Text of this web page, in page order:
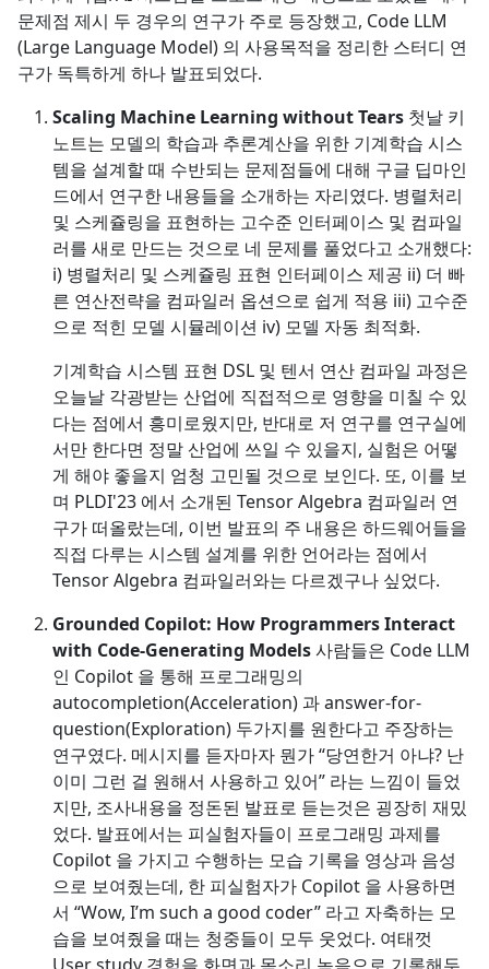
문제점 제시 두 경우의 연구가 주로 등장했고, Code LLM
(Large Language Model) 의 사용목적을 정리한 스터디 연
구가 독특하게 하나 발표되었다.
Scaling Machine Learning without Tears 첫날 키
노트는 모델의 학습과 추론계산을 위한 기계학습 시스
템을 설계할 때 수반되는 문제점들에 대해 구글 딥마인
드에서 연구한 내용들을 소개하는 자리였다. 병렬처리
및 스케쥴링을 표현하는 고수준 인터페이스 및 컴파일
러를 새로 만드는 것으로 네 문제를 풀었다고 소개했다:
i) 병렬처리 및 스케쥴링 표현 인터페이스 제공 ii) 더 빠
른 연산전략을 컴파일러 옵션으로 쉽게 적용 iii) 고수준
으로 적힌 모델 시뮬레이션 iv) 모델 자동 최적화.
기계학습 시스템 표현 DSL 및 텐서 연산 컴파일 과정은
오늘날 각광받는 산업에 직접적으로 영향을 미칠 수 있
다는 점에서 흥미로웠지만, 반대로 저 연구를 연구실에
서만 한다면 정말 산업에 쓰일 수 있을지, 실험은 어떻
게 해야 좋을지 엄청 고민될 것으로 보인다. 또, 이를 보
며 PLDI'23 에서 소개된 Tensor Algebra 컴파일러 연
구가 떠올랐는데, 이번 발표의 주 내용은 하드웨어들을
직접 다루는 시스템 설계를 위한 언어라는 점에서
Tensor Algebra 컴파일러와는 다르겠구나 싶었다.
Grounded Copilot: How Programmers Interact
with Code-Generating Models사람들은 Code LLM
인 Copilot 을 통해 프로그래밍의
autocompletion(Acceleration) 과 answer-for-
question(Exploration) 두가지를 원한다고 주장하는
연구였다. 메시지를 듣자마자 뭔가 “당연한거 아냐? 난
이미 그런 걸 원해서 사용하고 있어” 라는 느낌이 들었
지만, 조사내용을 정돈된 발표로 듣는것은 굉장히 재밌
었다. 발표에서는 피실험자들이 프로그래밍 과제를
Copilot 을 가지고 수행하는 모습 기록을 영상과 음성
으로 보여줬는데, 한 피실험자가 Copilot 을 사용하면
서 “Wow, I’m such a good coder” 라고 자축하는 모
습을 보여줬을 때는 청중들이 모두 웃었다. 여태껏